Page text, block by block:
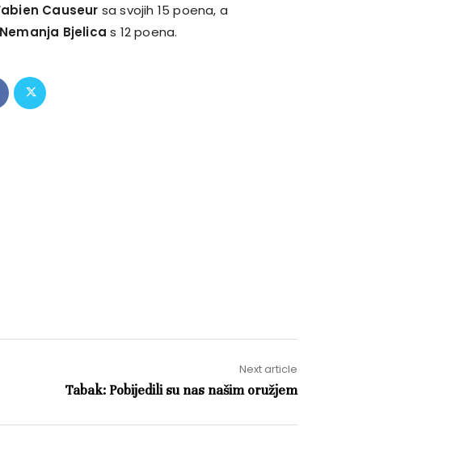
Causeur sa svojih 15 poena, a
Nemanja Bjelica s 12 poena.
Next article
Tabak: Pobijedili su nas našim oružjem